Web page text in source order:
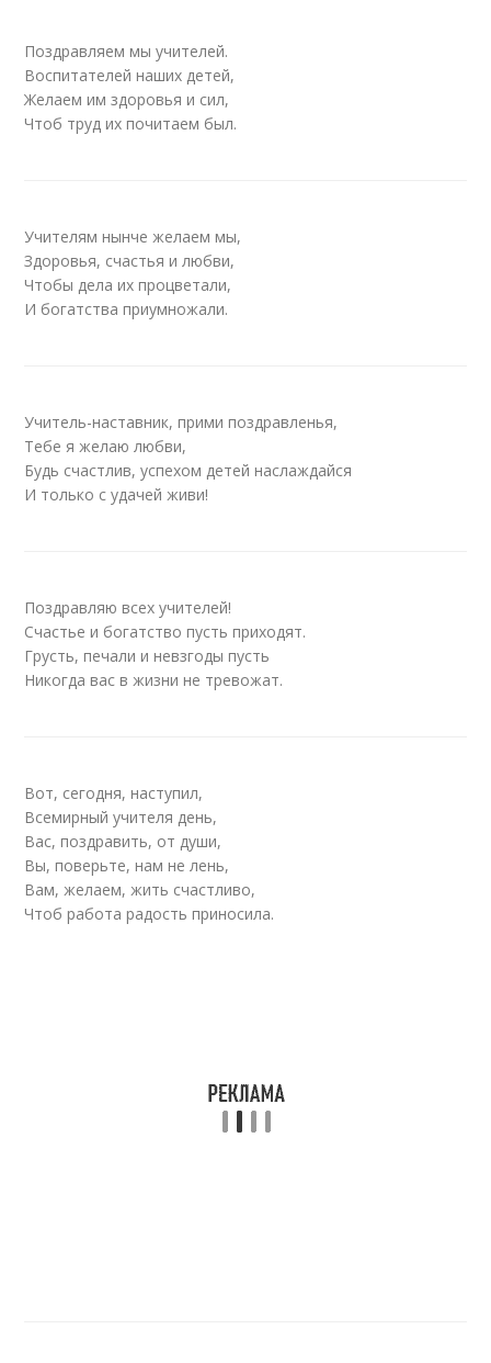
Поздравляем мы учителей.
Воспитателей наших детей,
Желаем им здоровья и сил,
Чтоб труд их почитаем был.
Учителям нынче желаем мы,
Здоровья, счастья и любви,
Чтобы дела их процветали,
И богатства приумножали.
Учитель-наставник, прими поздравленья,
Тебе я желаю любви,
Будь счастлив, успехом детей наслаждайся
И только с удачей живи!
Поздравляю всех учителей!
Счастье и богатство пусть приходят.
Грусть, печали и невзгоды пусть
Никогда вас в жизни не тревожат.
Вот, сегодня, наступил,
Всемирный учителя день,
Вас, поздравить, от души,
Вы, поверьте, нам не лень,
Вам, желаем, жить счастливо,
Чтоб работа радость приносила.